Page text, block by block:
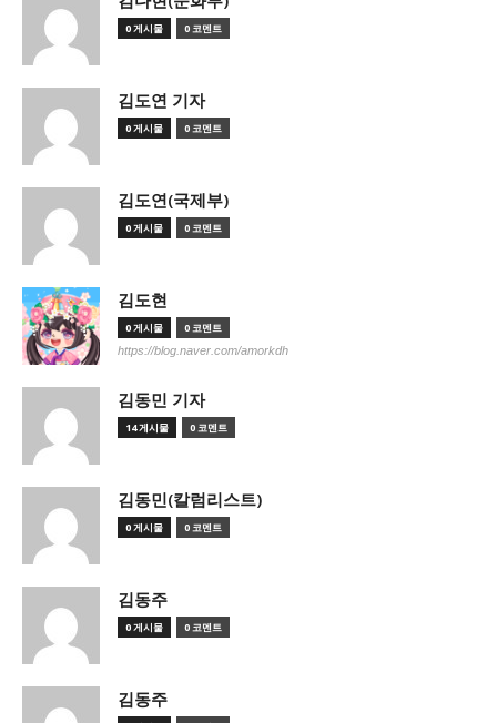
0 게시물 0 코멘트
김도연 기자
0 게시물 0 코멘트
김도연(국제부)
0 게시물 0 코멘트
김도현
0 게시물 0 코멘트
https://blog.naver.com/amorkdh
김동민 기자
14 게시물 0 코멘트
김동민(칼럼리스트)
0 게시물 0 코멘트
김동주
0 게시물 0 코멘트
김동주